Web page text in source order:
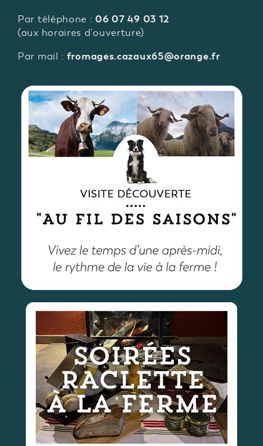
Par téléphone :06 07 49 03 12
(aux horaires d’ouverture)
Par mail : fromages.cazaux65@orange.fr